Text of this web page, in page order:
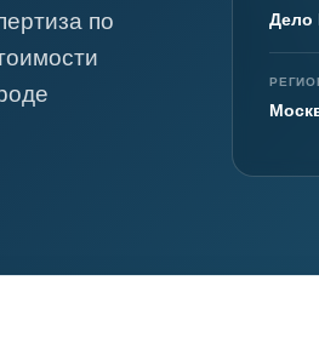
экспертиза
давности создания документа
по
Дело